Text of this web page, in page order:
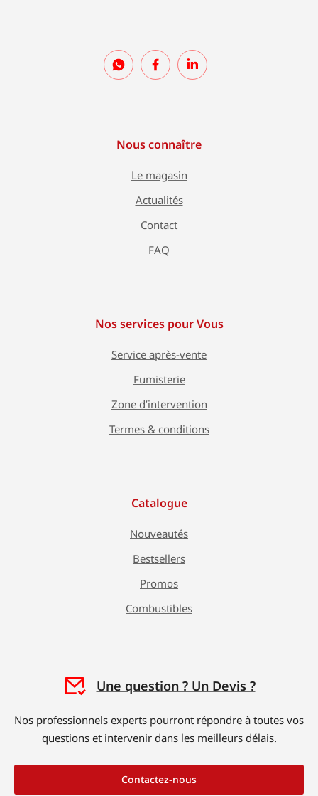
Nous connaître
Le magasin
Actualités
Contact
FAQ
Nos services pour Vous
Service après-vente
Fumisterie
Zone d’intervention
Termes & conditions
Catalogue
Nouveautés
Bestsellers
Promos
Combustibles
Une question ? Un Devis ?
Nos professionnels experts pourront répondre à toutes vos
questions et intervenir dans les meilleurs délais.
Contactez-nous